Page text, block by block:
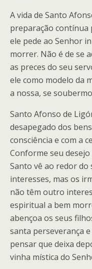
A vida de Santo
preparação contínua
ele pede ao Senhor
morrer. Não é de se
as preces do seu
ele como modelo da
a nossa, se
Santo Afonso de
desapegado dos
consciência e com a
Conforme seu
Santo vê ao redor do
interesses, mas os
não têm outro
espiritual a bem
abençoa os seus
santa perseverança
pensar que deixa
vinha mística do